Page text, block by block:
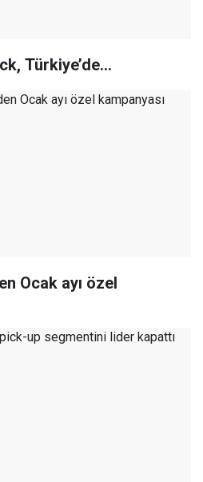
Türkiye’de…
Ocak ayı özel